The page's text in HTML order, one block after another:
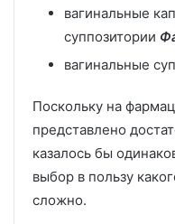
вагинальные
суппозитории
вагинальные
Поскольку на
представлено
казалось бы
выбор в пользу
сложно.